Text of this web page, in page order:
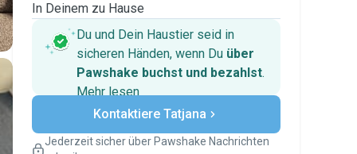
In Deinem zu Hause
Du und Dein Haustier seid in
sicheren Händen, wenn Du über
Pawshake buchst und bezahlst.
Mehr lesenSichere Zahlungen
Unterstützung, falls sich Deine
Versicherte Buchungen
Kontaktiere Tatjana
Jederzeit sicher über Pawshake Nachrichten